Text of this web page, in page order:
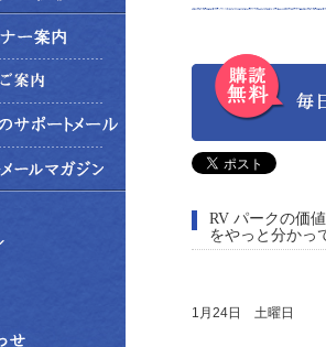
RV パークの価
をやっと分かっ
1月24日 土曜日